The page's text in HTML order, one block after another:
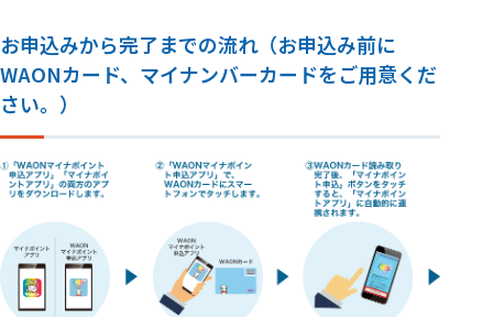
お申込みから完了までの流れ（お申込み前に
WAONカード、マイナンバーカードをご用意くだ
さい。）